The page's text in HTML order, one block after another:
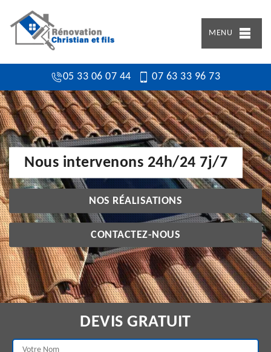
MENU
05 33 06 07 44 07 63 33 96 73
Nous intervenons 24h/24 7j/7
NOS RÉALISATIONS
CONTACTEZ-NOUS
DEVIS GRATUIT